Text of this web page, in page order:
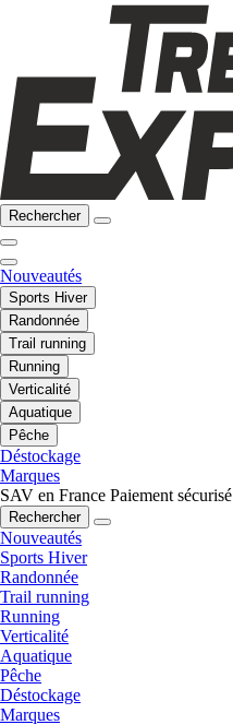
Rechercher
Nouveautés
Sports Hiver
Randonnée
Trail running
Running
Verticalité
Aquatique
Pêche
Déstockage
Marques
SAV en France Paiement sécurisé
Rechercher
Nouveautés
Sports Hiver
Randonnée
Trail running
Running
Verticalité
Aquatique
Pêche
Déstockage
Marques